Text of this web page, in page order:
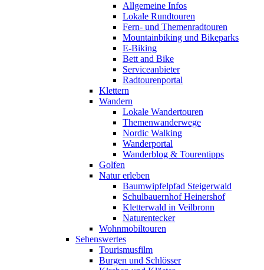
Allgemeine Infos
Lokale Rundtouren
Fern- und Themenradtouren
Mountainbiking und Bikeparks
E-Biking
Bett and Bike
Serviceanbieter
Radtourenportal
Klettern
Wandern
Lokale Wandertouren
Themenwanderwege
Nordic Walking
Wanderportal
Wanderblog & Tourentipps
Golfen
Natur erleben
Baumwipfelpfad Steigerwald
Schulbauernhof Heinershof
Kletterwald in Veilbronn
Naturentecker
Wohnmobiltouren
Sehenswertes
Tourismusfilm
Burgen und Schlösser